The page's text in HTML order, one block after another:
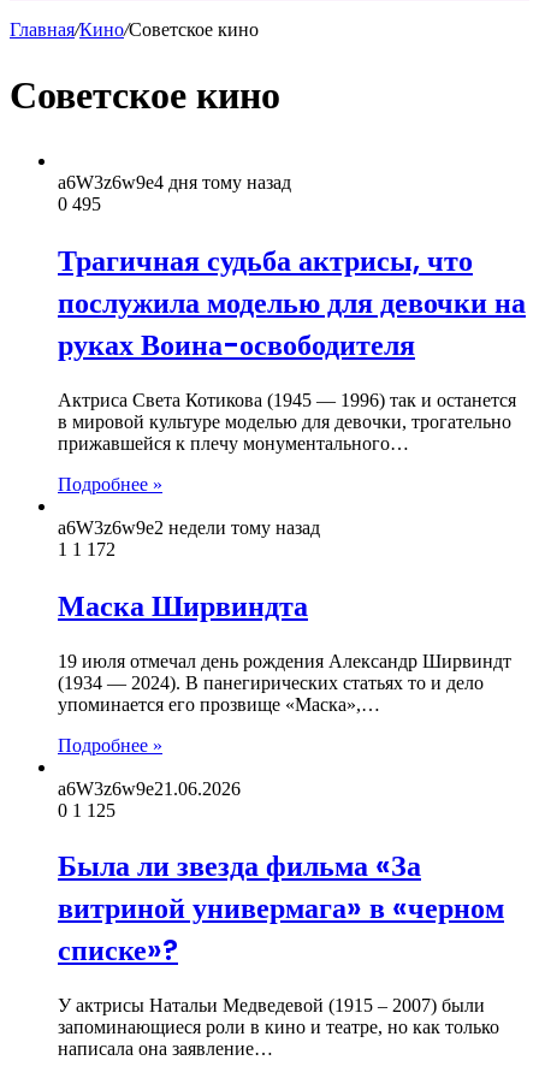
Главная/Кино/Советское кино
Советское кино
a6W3z6w9e4 дня тому назад
0 495
Трагичная судьба актрисы, что
послужила моделью для девочки на
руках Воина-освободителя
Актриса Света Котикова (1945 — 1996) так и останется
в мировой культуре моделью для девочки, трогательно
прижавшейся к плечу монументального…
Подробнее »
a6W3z6w9e2 недели тому назад
1 1 172
Маска Ширвиндта
19 июля отмечал день рождения Александр Ширвиндт
(1934 — 2024). В панегирических статьях то и дело
упоминается его прозвище «Маска»,…
Подробнее »
a6W3z6w9e21.06.2026
0 1 125
Была ли звезда фильма «За
витриной универмага» в «черном
списке»?
У актрисы Натальи Медведевой (1915 – 2007) были
запоминающиеся роли в кино и театре, но как только
написала она заявление…